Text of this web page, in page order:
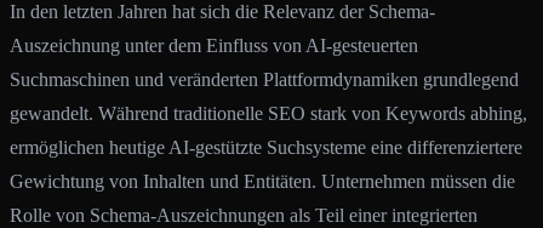
In den letzten Jahren hat sich die Relevanz der Schema-
Auszeichnung unter dem Einfluss von AI-gesteuerten
Suchmaschinen und veränderten Plattformdynamiken grundlegend
gewandelt. Während traditionelle SEO stark von Keywords abhing,
ermöglichen heutige AI-gestützte Suchsysteme eine differenziertere
Gewichtung von Inhalten und Entitäten. Unternehmen müssen die
Rolle von Schema-Auszeichnungen als Teil einer integrierten